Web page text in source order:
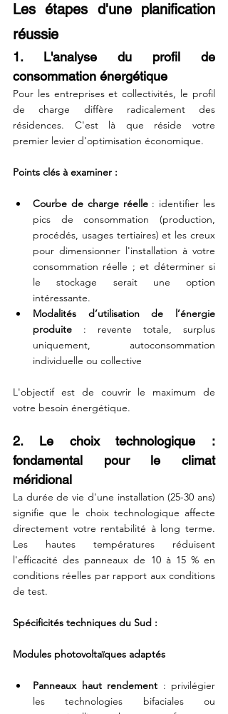
Les étapes d'une planification
réussie
1. L'analyse du profil de
consommation énergétique
Pour les entreprises et collectivités, le profil
de charge diffère radicalement des
résidences. C'est là que réside votre
premier levier d'optimisation économique.
Points clés à examiner :
Courbe de charge réelle : identifier les
pics de consommation (production,
procédés, usages tertiaires) et les creux
pour dimensionner l'installation à votre
consommation réelle ; et déterminer si
le stockage serait une option
intéressante.
Modalités d’utilisation de l’énergie
produite : revente totale, surplus
uniquement, autoconsommation
individuelle ou collective
L'objectif est de couvrir le maximum de
votre besoin énergétique.
2. Le choix technologique :
fondamental pour le climat
méridional
La durée de vie d'une installation (25-30 ans)
signifie que le choix technologique affecte
directement votre rentabilité à long terme.
Les hautes températures réduisent
l'efficacité des panneaux de 10 à 15 % en
conditions réelles par rapport aux conditions
de test.
Spécificités techniques du Sud :
Modules photovoltaïques adaptés
Panneaux haut rendement : privilégier
les technologies bifaciales ou